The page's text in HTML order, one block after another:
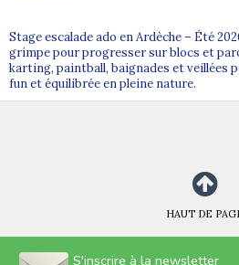
Stage escalade ado en Ardèche – Été
grimpe pour progresser sur blocs et
karting, paintball, baignades et veillées
fun et équilibrée en pleine nature.
HAUT DE
S'inscrire à la newsletter